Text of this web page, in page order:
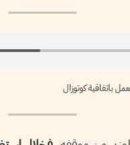
باتفاقية كوتوزال